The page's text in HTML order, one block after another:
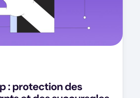
: protection des